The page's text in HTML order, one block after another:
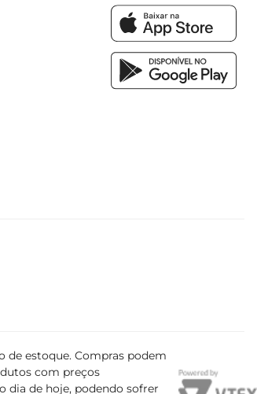
de estoque. Compras podem
com preços
dia de hoje, podendo sofrer